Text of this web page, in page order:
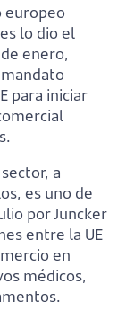
europeo
lo dio el
enero,
para iniciar
a
es uno de
por Juncker
entre la UE
en
médicos,